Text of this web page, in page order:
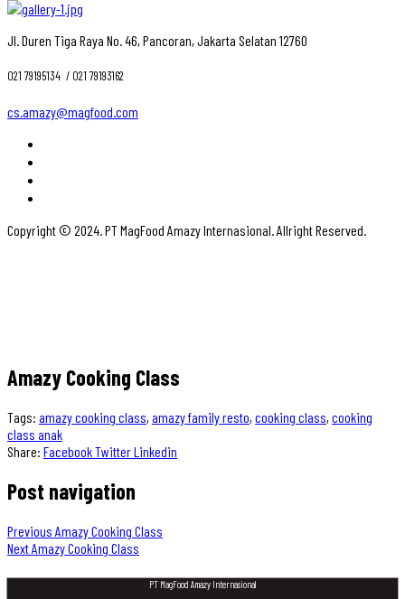
Jl. Duren Tiga Raya No. 46, Pancoran, Jakarta Selatan 12760
021 79195134 ‎ / 021 79193162
cs.amazy@magfood.com
Copyright © 2024. PT MagFood Amazy Internasional. Allright Reserved.
Amazy Cooking Class
Tags: amazy cooking class, amazy family resto, cooking class, cooking
class anak
Share: FacebookTwitterLinkedin
Post navigation
Previous Amazy Cooking Class
NextAmazy Cooking Class
PT MagFood Amazy Internasional